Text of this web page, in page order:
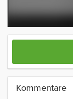
Kommentare